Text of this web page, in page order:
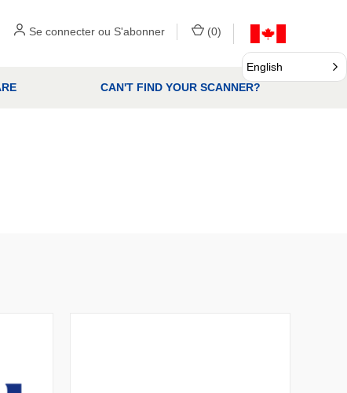
Se connecter ou S'abonner (0)
CAN'T FIND YOUR SCANNER?
English